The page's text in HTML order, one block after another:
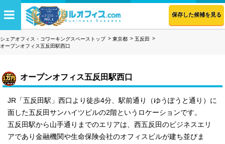
保存した候補を見る
シェアオフィス・コワーキングスペーストップ 東京都
五反田
オープンオフィス五反田駅西口
オープンオフィス五反田駅西口
JR「五反田駅」西口より徒歩4分、駅前通り（ゆうぽうと通り）に
面した五反田サンハイツビルの2階というロケーションです。
五反田駅から山手通りまでのエリアは、西五反田のビジネスエリ
アであり金融機関や生命保険会社のオフィスビルが建ち並びま